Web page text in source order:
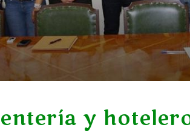
y